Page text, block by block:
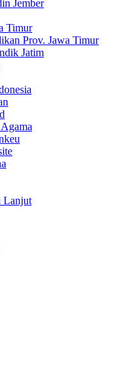
Jember
Timur
Prov. Jawa Timur
Jatim
Lanjut